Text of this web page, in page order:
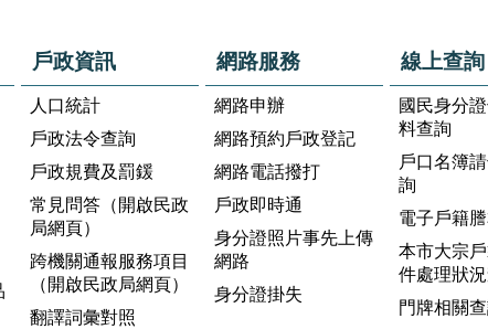
戶政資訊
人口統計
戶政法令查詢
戶政規費及罰鍰
常見問答（開啟民政
局網頁）
跨機關通報服務項目
（開啟民政局網頁）
翻譯詞彙對照
網路服務
網路申辦
網路預約戶政登記
網路電話撥打
戶政即時通
身分證照片事先上傳
網路
身分證掛失
線上查詢
國民身分
料查詢
戶口名簿
詢
電子戶籍
本市大宗
件處理狀
門牌相關